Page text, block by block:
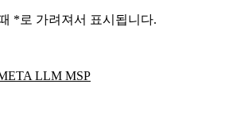
*로 가려져서 표시됩니다.
LLM MSP